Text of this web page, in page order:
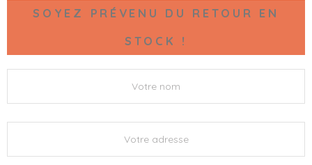
SOYEZ PRÉVENU DU RETOUR EN
STOCK !